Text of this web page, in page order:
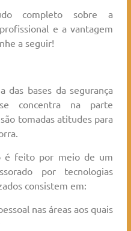
completo sobre a
e a vantagem
a seguir!
das bases da segurança
concentra na parte
tomadas atitudes para
é feito por meio de um
por tecnologias
consistem em:
nas áreas aos quais